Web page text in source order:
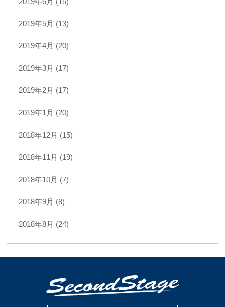
2019年5月 (13)
2019年4月 (20)
2019年3月 (17)
2019年2月 (17)
2019年1月 (20)
2018年12月 (15)
2018年11月 (19)
2018年10月 (7)
2018年9月 (8)
2018年8月 (24)